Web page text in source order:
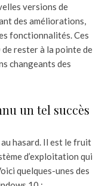
versions de
des améliorations,
fonctionnalités. Ces
rester à la pointe de
changeants des
un tel succès
hasard. Il est le fruit
d’exploitation qui
quelques-unes des